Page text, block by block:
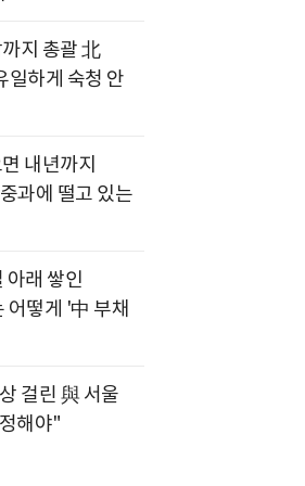
지 총괄 北
일하게 숙청 안
내년까지
과에 떨고 있는
아래 쌓인
떻게 '中 부채
걸린 與 서울
해야"